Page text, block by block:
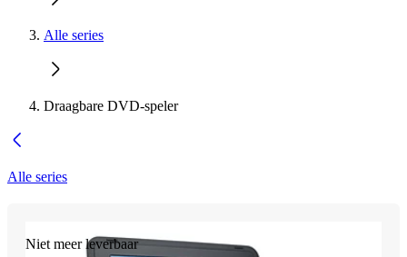
Alle series
Draagbare DVD-speler
Alle series
Niet meer leverbaar